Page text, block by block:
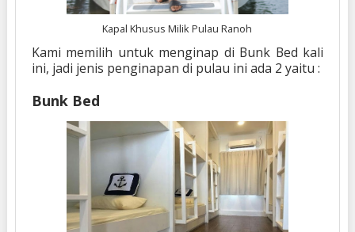
Kapal Khusus Milik Pulau Ranoh
Kami memilih untuk menginap di Bunk Bed kali
ini, jadi jenis penginapan di pulau ini ada 2 yaitu :
Bunk Bed